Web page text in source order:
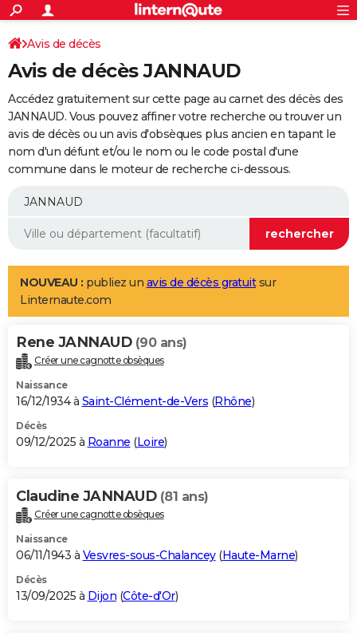
ACTUALITÉS
Politique
Société
Faits Divers
Education
Monde
Villes
+
SPORT
Coupe du monde 2026
Football
Tennis
Cyclisme
Rugby
Forum
Programme TV
TNT
Streaming
Cinéma
Sorties cinéma
Musique
+
FINANCE
Retraite
Epargne
Immobilier
Risques naturels par ville
Banque
Assurance
AUTO
Essais
Réserver un essai
Citadines
Berlines
SUV
Forum auto
+
Mobiles
Meilleur smartphone
Internet
Ordinateurs
Jeux vidéo
Guide high-tech
Aménagement intérieur
LIFESTYLE
Art de vivre
Bien-être
Loisirs
Mode
Modes de vie
Alimentation
Guide de la santé
Maladies
Médicaments
Sommeil
VOYAGE
Destinations
City break
Voyage nature
Voyage de noces
Forum
Climat
+PHOTO
GUIDES D'ACHAT
BONS PLANS
Carte de Noël
Carte Bonne année
Carte Saint-Valentin
Carte Pâques
Carte d'anniversaire
DICTIONNAIRE
Dictionnaire
Biographies
Citations
Expressions
Proverbes
PROGRAMME TV
S'inscrire
Se connecter
Lycées
Collèges
Primaires
Universités
Entreprises
Service militaire
Avis de recherche
AVIS DE DÉCÈS
Avis de décès
Avis de décès JANNAUD
Accédez gratuitement sur cette page au carnet des décès des
JANNAUD. Vous pouvez affiner votre recherche ou trouver un
avis de décès ou un avis d'obsèques plus ancien en tapant le
nom d'un défunt et/ou le nom ou le code postal d'une
commune dans le moteur de recherche ci-dessous.
NOUVEAU : publiez un avis de décès gratuitsur
Linternaute.com
Rene JANNAUD (90 ans)
Créer une cagnotte obsèques
Naissance
16/12/1934 à Saint-Clément-de-Vers (Rhône)
Décès
09/12/2025 à Roanne (Loire)
Claudine JANNAUD (81 ans)
Créer une cagnotte obsèques
Naissance
06/11/1943 à Vesvres-sous-Chalancey(Haute-Marne)
Décès
13/09/2025 à Dijon (Côte-d'Or)